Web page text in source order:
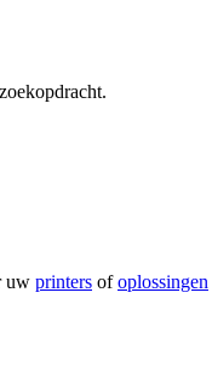
uw printers ofoplossingen